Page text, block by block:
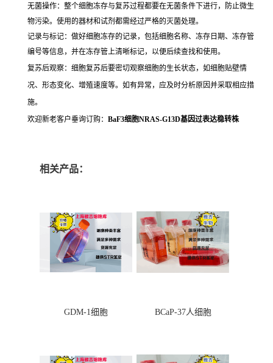
无菌操作：整个细胞冻存与复苏过程都要在无菌条件下进行，防止微生
物污染。使用的器材和试剂都需经过严格的灭菌处理。
记录与标记：做好细胞冻存的记录，包括细胞名称、冻存日期、冻存管
编号等信息，并在冻存管上清晰标记，以便后续查找和使用。
复苏后观察：细胞复苏后要密切观察细胞的生长状态，如细胞贴壁情
况、形态变化、增殖速度等。如有异常，应及时分析原因并采取相应措
施。
欢迎新老客户垂询订购： BaF3细胞NRAS-G13D基因过表达稳转株
相关产品：
GDM-1细胞 BCaP-37人细胞